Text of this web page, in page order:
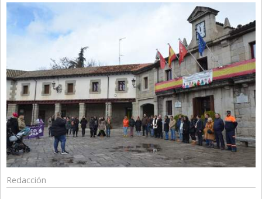
Redacción